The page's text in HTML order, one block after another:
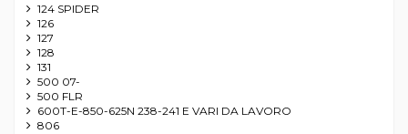
124 SPIDER
126
127
128
131
500 07-
500 FLR
600T-E-850-625N 238-241 E VARI DA LAVORO
806